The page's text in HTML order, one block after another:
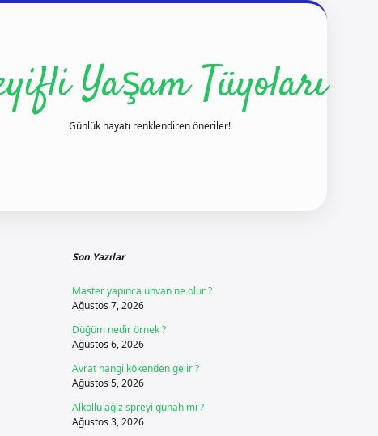
Yaşam Tüyoları
Günlük hayatı renklendiren öneriler!
Son Yazılar
Master yapınca unvan ne olur ?
Ağustos 7, 2026
Düğüm nedir örnek ?
Ağustos 6, 2026
Avrat hangi kökenden gelir ?
Ağustos 5, 2026
Alkollü ağız spreyi günah mı ?
Ağustos 3, 2026